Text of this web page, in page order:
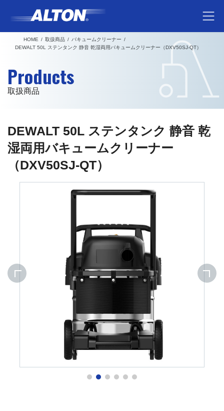
テ
ゲ
HOME 取扱商品
バキュームクリーナー
DEWALT 50L ステンタンク 静音 乾湿両用バキュームクリーナー（DXV50SJ-QT）
Products
取扱商品
DEWALT 50L ステンタンク 静音 乾
湿両用バキュームクリーナー
（DXV50SJ-QT）